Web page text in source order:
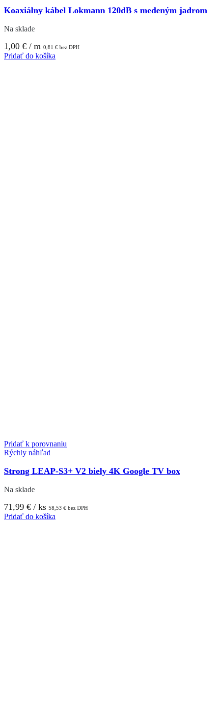
Koaxiálny kábel Lokmann 120dB s medeným jadrom
Na sklade
1,00 € / m 0,81 € bez DPH
Pridať do košíka
Pridať k porovnaniu
Rýchly náhľad
Strong LEAP-S3+ V2 biely 4K Google TV box
Na sklade
71,99 € / ks 58,53 € bez DPH
Pridať do košíka